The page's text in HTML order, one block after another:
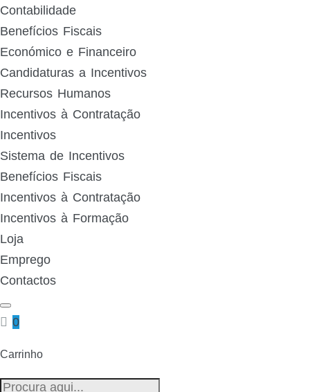
Contabilidade
Benefícios Fiscais
Económico e Financeiro
Candidaturas a Incentivos
Recursos Humanos
Incentivos à Contratação
Incentivos
Sistema de Incentivos
Benefícios Fiscais
Incentivos à Contratação
Incentivos à Formação
Loja
Emprego
Contactos
0
Carrinho
Pesquisa